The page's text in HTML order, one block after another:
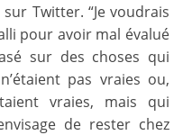
Twitter. “Je voudrais
pour avoir mal évalué
sur des choses qui
pas vraies ou,
vraies, mais qui
de rester chez